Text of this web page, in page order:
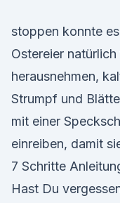
stoppen konnte
Ostereier
herausnehmen,
Strumpf und
mit einer
einreiben, damit
7 Schritte
Hast Du